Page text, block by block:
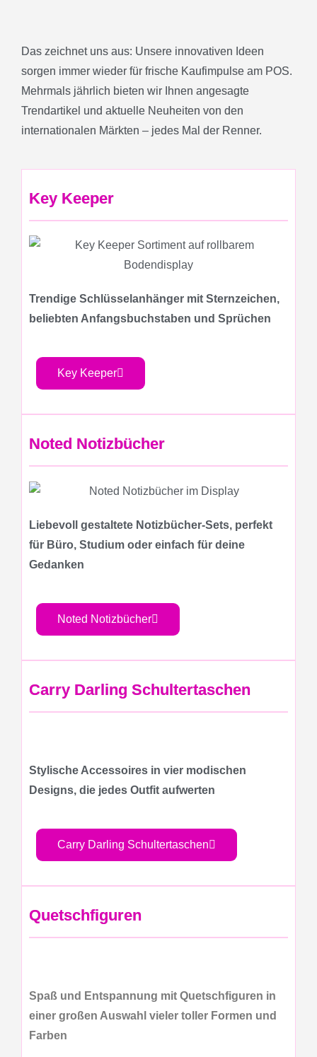
Das zeichnet uns aus: Unsere innovativen Ideen
sorgen immer wieder für frische Kaufimpulse am POS.
Mehrmals jährlich bieten wir Ihnen angesagte
Trendartikel und aktuelle Neuheiten von den
internationalen Märkten – jedes Mal der Renner.
Key Keeper
Trendige Schlüsselanhänger mit Sternzeichen,
beliebten Anfangsbuchstaben und Sprüchen
Key Keeper
Noted Notizbücher
Liebevoll gestaltete Notizbücher-Sets, perfekt
für Büro, Studium oder einfach für deine
Gedanken
Noted Notizbücher
Carry Darling Schultertaschen
Stylische Accessoires in vier modischen
Designs, die jedes Outfit aufwerten
Carry Darling Schultertaschen
Quetschfiguren
Spaß und Entspannung mit Quetschfiguren in
einer großen Auswahl vieler toller Formen und
Farben